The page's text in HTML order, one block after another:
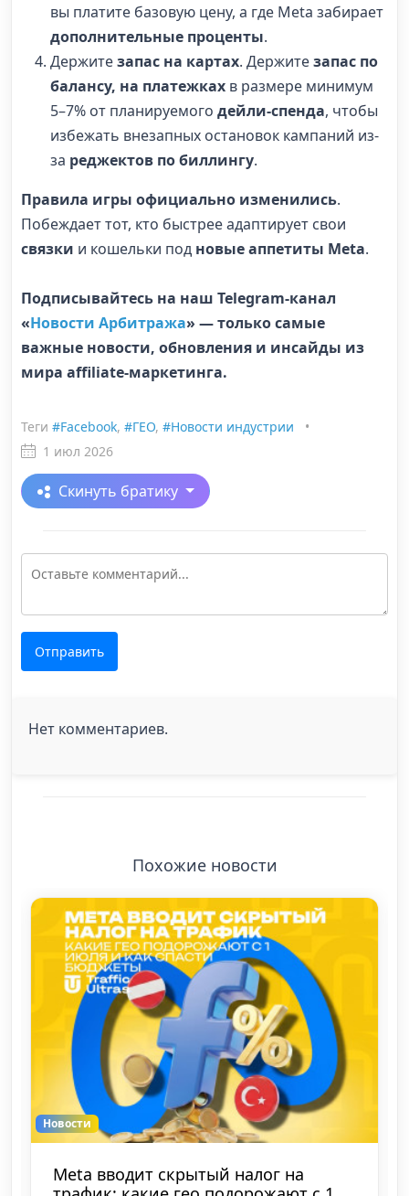
вы платите базовую цену, а где Meta забирает
дополнительные проценты.
Держитезапас на картах. Держитезапас по
балансу, на платежках в размере минимум
5–7% от планируемого дейли-спенда, чтобы
избежать внезапных остановок кампаний из-
за реджектов по биллингу.
Правила игры официально изменились.
Побеждает тот, кто быстрее адаптирует свои
связки и кошельки под новые аппетиты Meta.
Подписывайтесь на наш Telegram-канал
«Новости Арбитража» — только самые
важные новости, обновления и инсайды из
мира affiliate-маркетинга.
Теги #Facebook, #ГЕО, #Новости индустрии
•
1 июл 2026
Скинуть братику
Отправить
Нет комментариев.
Похожие новости
Новости
Meta вводит скрытый налог на